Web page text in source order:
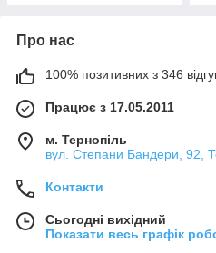
Про нас
100% позитивних з 346
Працює з 17.05.2011
м. Тернопіль
вул. Степани Бандери, 92,
Контакти
Сьогодні вихідний
Показати весь графік